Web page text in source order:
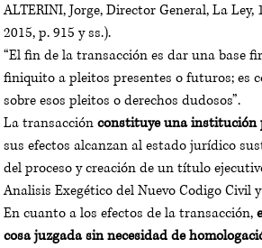
ALTERINI, Jorge, Director General, La
2015, p. 915 y ss.).
“El fin de la transacción es dar una base
finiquito a pleitos presentes o futuros; es
sobre esos pleitos o derechos dudosos”.
La transacción constituye una institución
sus efectos alcanzan al estado jurídico
del proceso y creación de un título
Analisis Exegético del Nuevo Codigo Civil
En cuanto a los efectos de la transacción,
cosa juzgada sin necesidad de